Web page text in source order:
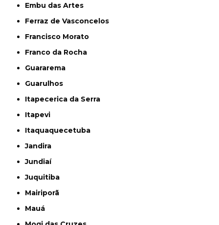
Embu das Artes
Ferraz de Vasconcelos
Francisco Morato
Franco da Rocha
Guararema
Guarulhos
Itapecerica da Serra
Itapevi
Itaquaquecetuba
Jandira
Jundiaí
Juquitiba
Mairiporã
Mauá